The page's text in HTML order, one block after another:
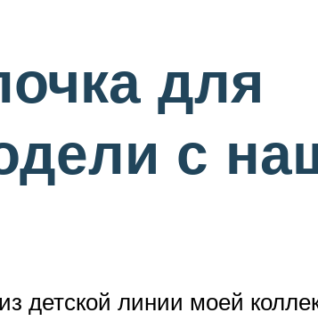
для
с
детской линии моей